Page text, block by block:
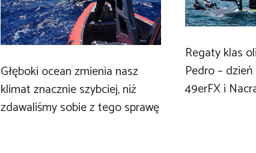
Głęboki ocean zmienia nasz
klimat znacznie szybciej, niż
zdawaliśmy sobie z tego sprawę
Regaty klas
Pedro –
49erFX i